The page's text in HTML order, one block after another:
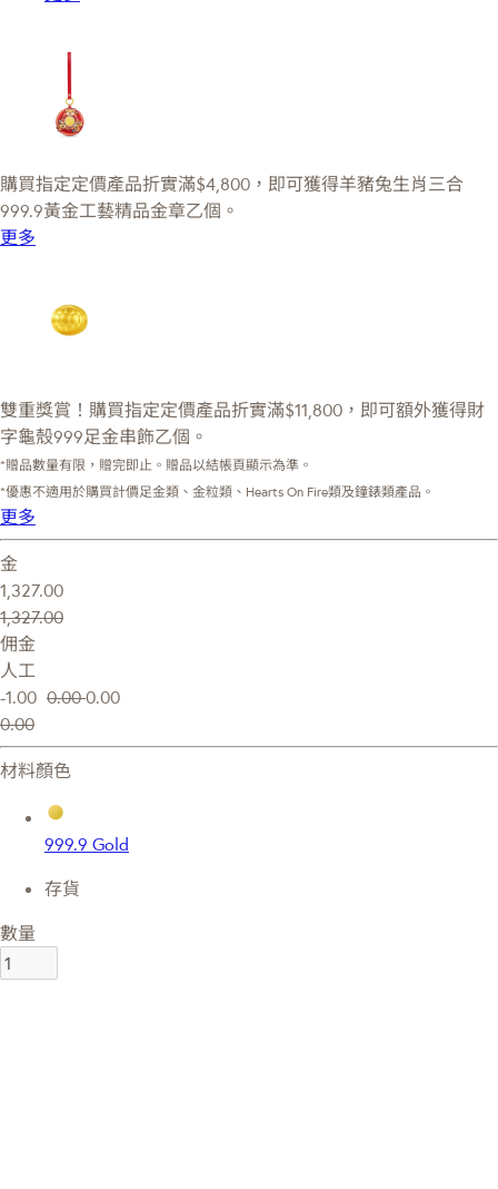
購買指定定價產品折實滿$4,800，即可獲得羊豬兔生肖三合
999.9黃金工藝精品金章乙個。
更多
雙重獎賞！購買指定定價產品折實滿$11,800，即可額外獲得財
字龜殼999足金串飾乙個。
*贈品數量有限，贈完即止。贈品以結帳頁顯示為準。
*優惠不適用於購買計價足金類、金粒類、Hearts On Fire類及鐘錶類產品。
更多
金
1,327.00
1,327.00
佣金
人工
-1.00 0.000.00
0.00
材料顏色
999.9 Gold
存貨
數量